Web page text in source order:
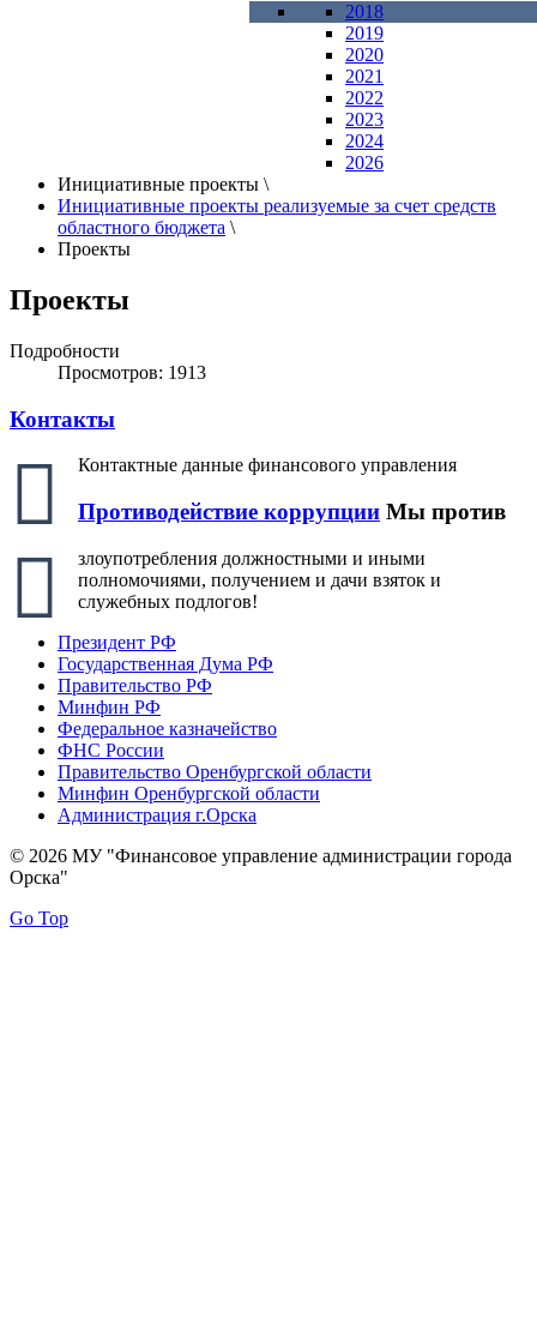
2018
2019
2020
2021
2022
2023
2024
2026
Инициативные проекты \
Инициативные проекты реализуемые за счет средств
областного бюджета \
Проекты
Проекты
Подробности
Просмотров: 1913
Контакты
Контактные данные финансового управления
Противодействие коррупции Мы против
злоупотребления должностными и иными
полномочиями, получением и дачи взяток и
служебных подлогов!
Президент РФ
Государственная Дума РФ
Правительство РФ
Минфин РФ
Федеральное казначейство
ФНС России
Правительство Оренбургской области
Минфин Оренбургской области
Администрация г.Орска
© 2026 МУ "Финансовое управление администрации города
Орска"
Go Top